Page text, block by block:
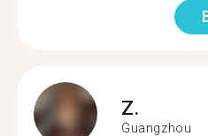
Z.
Guangzhou